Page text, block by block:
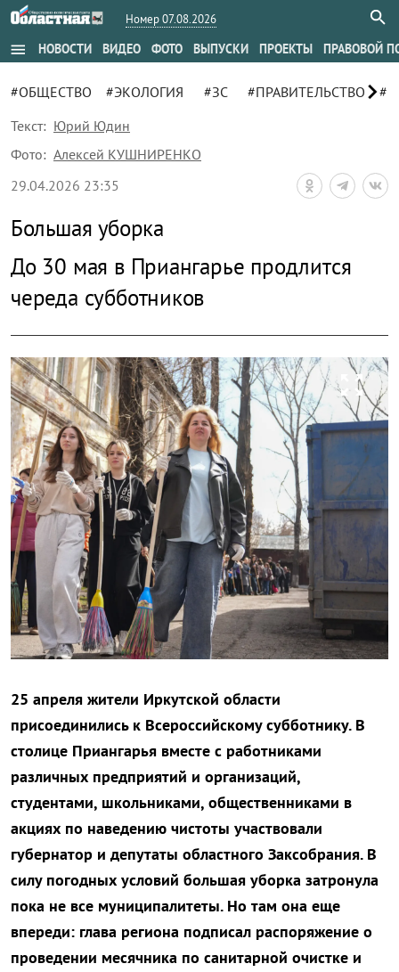
Номер 07.08.2026
menu НОВОСТИ ВИДЕО ФОТО ВЫПУСКИ ПРОЕКТЫ ПРАВОВОЙ
#ОБЩЕСТВО #ЭКОЛОГИЯ #ЗС #ПРАВИТЕЛЬСТВОchevron_right
Текст: Юрий Юдин
Фото: Алексей КУШНИРЕНКО
29.04.2026 23:35
Большая уборка
До 30 мая в Приангарье продлится
череда субботников
zoom_out_map
25 апреля жители Иркутской области
присоединились к Всероссийскому субботнику. В
столице Приангарья вместе с работниками
различных предприятий и организаций,
студентами, школьниками, общественниками в
акциях по наведению чистоты участвовали
губернатор и депутаты областного Заксобрания. В
силу погодных условий большая уборка затронула
пока не все муниципалитеты. Но там она еще
впереди: глава региона подписал распоряжение о
проведении месячника по санитарной очистке и